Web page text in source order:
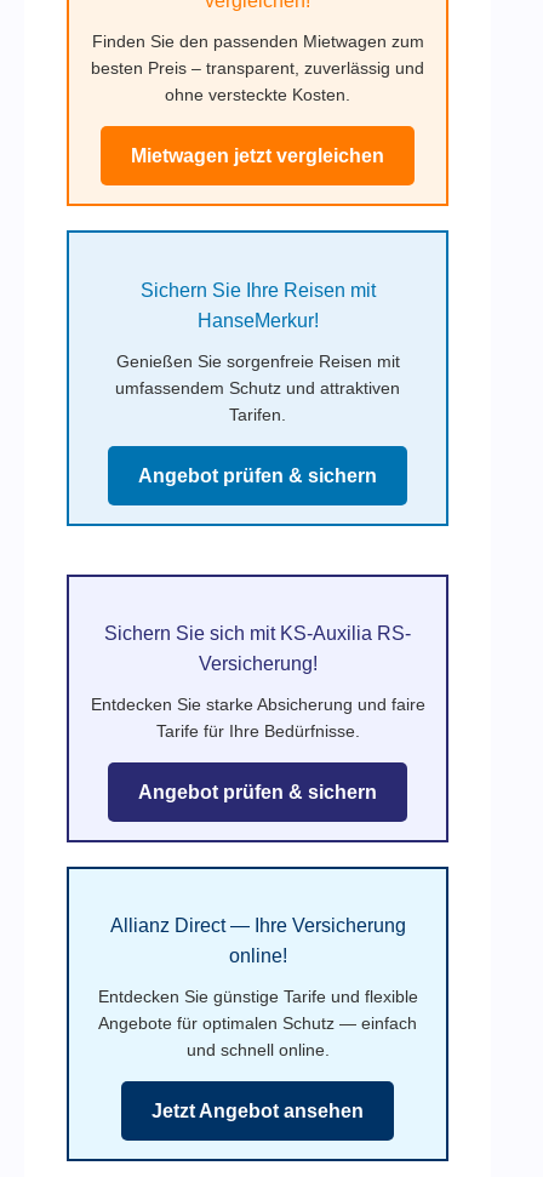
Finden Sie den passenden Mietwagen zum
besten Preis – transparent, zuverlässig und
ohne versteckte Kosten.
Mietwagen jetzt vergleichen
Sichern Sie Ihre Reisen mit
HanseMerkur!
Genießen Sie sorgenfreie Reisen mit
umfassendem Schutz und attraktiven
Tarifen.
Angebot prüfen & sichern
Sichern Sie sich mit KS-Auxilia RS-
Versicherung!
Entdecken Sie starke Absicherung und faire
Tarife für Ihre Bedürfnisse.
Angebot prüfen & sichern
Allianz Direct — Ihre Versicherung
online!
Entdecken Sie günstige Tarife und flexible
Angebote für optimalen Schutz — einfach
und schnell online.
Jetzt Angebot ansehen